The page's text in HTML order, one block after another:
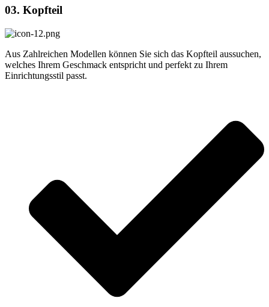
03. Kopfteil
Aus Zahlreichen Modellen können Sie sich das Kopfteil aussuchen,
welches Ihrem Geschmack entspricht und perfekt zu Ihrem
Einrichtungsstil passt.